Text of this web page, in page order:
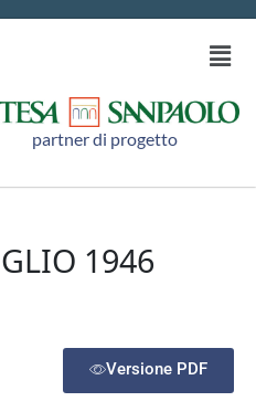
partner di progetto
1946
Versione PDF